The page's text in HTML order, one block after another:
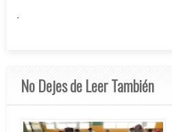
.
No Dejes de Leer También